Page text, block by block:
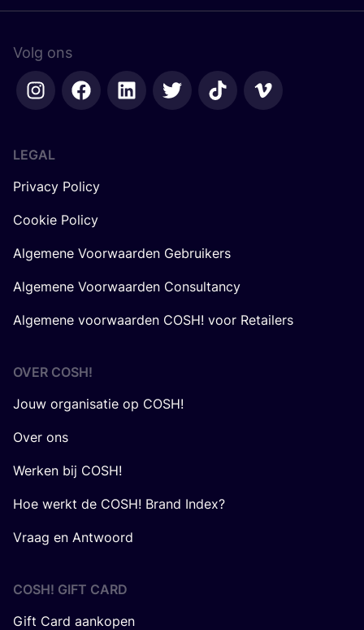
Volg ons
LEGAL
Privacy Policy
Cookie Policy
Algemene Voorwaarden Gebruikers
Algemene Voorwaarden Consultancy
Algemene voorwaarden COSH! voor Retailers
OVER COSH!
Jouw organisatie op COSH!
Over ons
Werken bij COSH!
Hoe werkt de COSH! Brand Index?
Vraag en Antwoord
COSH! GIFT CARD
Gift Card aankopen